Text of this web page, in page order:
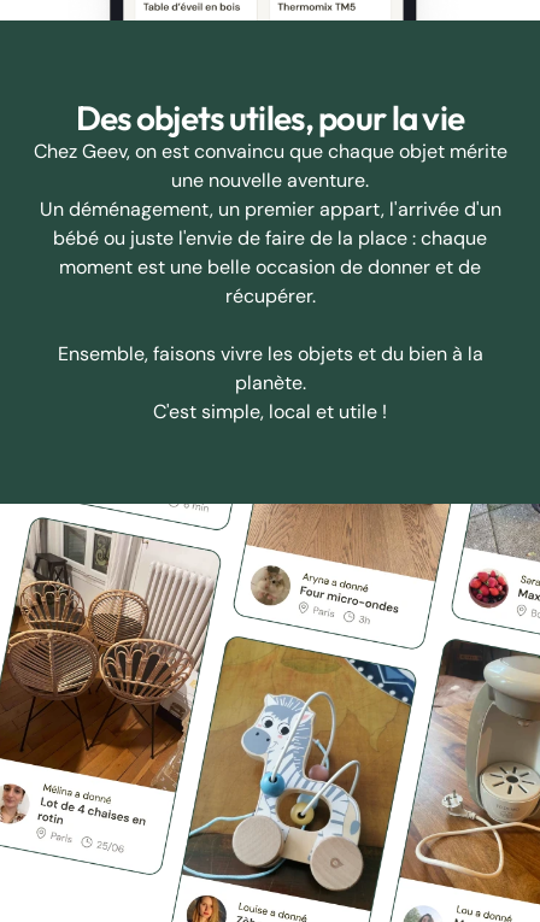
Des objets utiles, pour la vie
Chez Geev, on est convaincu que chaque objet mérite
une nouvelle aventure.
Un déménagement, un premier appart, l'arrivée d'un
bébé ou juste l'envie de faire de la place : chaque
moment est une belle occasion de donner et de
récupérer.
Ensemble, faisons vivre les objets et du bien à la
planète.
C'est simple, local et utile !